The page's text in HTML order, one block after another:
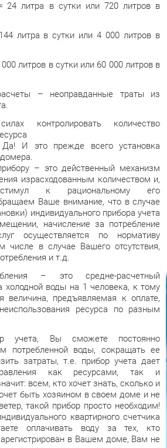
24 литра в сутки или 720 литров в
литра в сутки или 4 000 литров в
000 литров в сутки или 60 000 литров в
– неоправданные траты из
контролировать количество
И это прежде всего установка
– это действенный механизм
израсходованным количеством и,
стимул к рациональному его
Ваше внимание, что в случае
индивидуального прибора учета
начисление за потребление
осуществляется по нормативу
числе в случае Вашего отсутствия,
и т.д.
– это средне-расчетный
холодной воды на 1 человека, к тому
величина, предъявляемая к оплате,
ресурса по разным
учета, Вы сможете постоянно
потребленной воды, сокращать ее
затраты, т.е. прибор учета дает
как ресурсами, так и
всем, кто хочет знать, сколько и
быть хозяином в своем доме и не
такой прибор просто необходим!
квартирного счетчика
оплачивать воду за тех, кто
в Вашем доме, Вам не